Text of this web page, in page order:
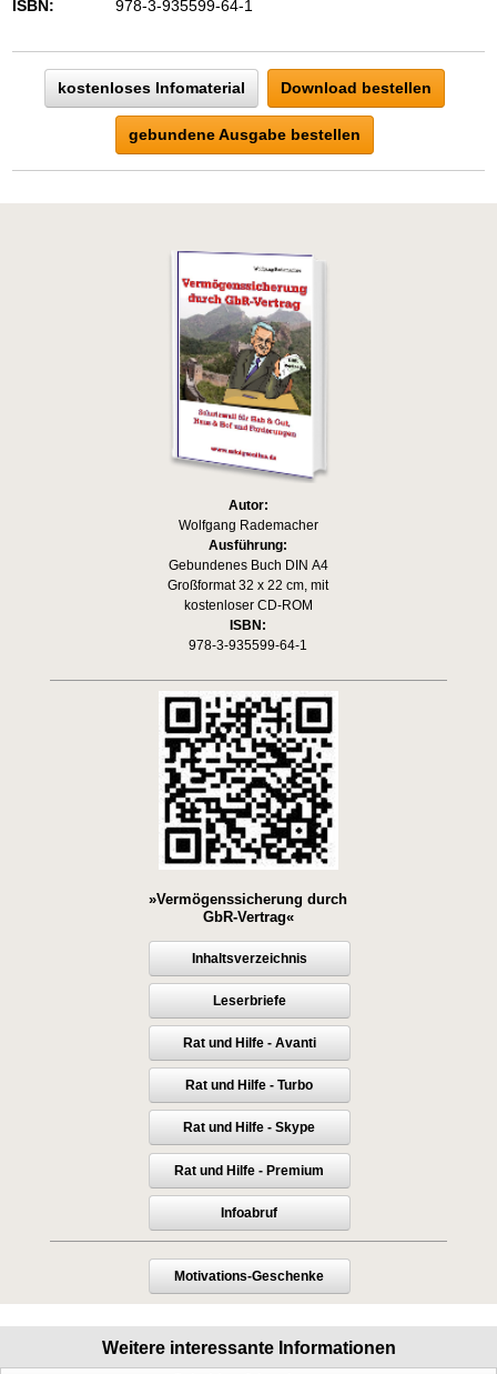
ISBN:
978-3-935599-64-1
kostenloses Infomaterial Download bestellen
gebundene Ausgabe bestellen
Autor:
Wolfgang Rademacher
Ausführung:
Gebundenes Buch DIN A4
Großformat 32 x 22 cm, mit
kostenloser CD-ROM
ISBN:
978-3-935599-64-1
»Vermögenssicherung durch
GbR-Vertrag«
Inhaltsverzeichnis
Leserbriefe
Rat und Hilfe - Avanti
Rat und Hilfe - Turbo
Rat und Hilfe - Skype
Rat und Hilfe - Premium
Infoabruf
Motivations-Geschenke
Weitere interessante Informationen